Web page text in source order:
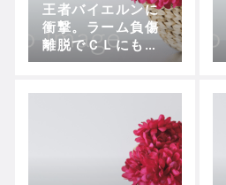
王者バイエルンに
衝撃。ラーム負傷
離脱でＣＬにも暗
雲